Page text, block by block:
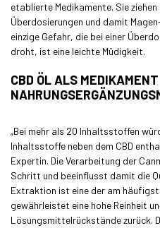
etablierte Medikamente. Sie
Überdosierungen und damit
einzige Gefahr, die bei einer
droht, ist eine leichte Müdigkeit.
CBD ÖL ALS
„Bei mehr als 20 Inhaltsstoffen
Inhaltsstoffe neben dem CBD
Expertin. Die Verarbeitung der
Schritt und beeinflusst damit die
Extraktion ist eine der am
gewährleistet eine hohe Reinheit
Lösungsmittelrückstände zurück.